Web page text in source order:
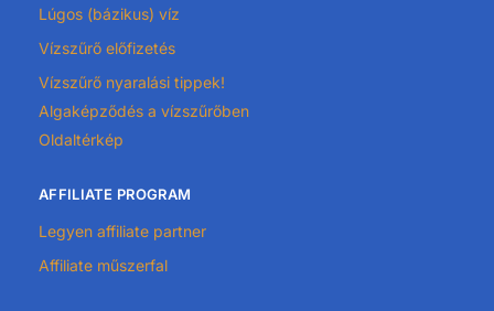
Lúgos (bázikus) víz
Vízszűrő előfizetés
Vízszűrő nyaralási tippek!
Algaképződés a vízszűrőben
Oldaltérkép
AFFILIATE PROGRAM
Legyen affiliate partner
Affiliate műszerfal